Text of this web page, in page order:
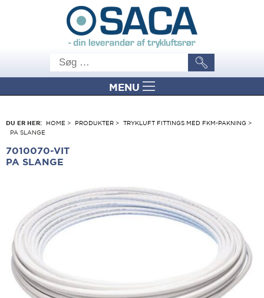
MENU
DU ER HER: HOME > PRODUKTER > TRYKLUFT FITTINGS MED FKM-PAKNING >
PA SLANGE
7010070-VIT
PA SLANGE